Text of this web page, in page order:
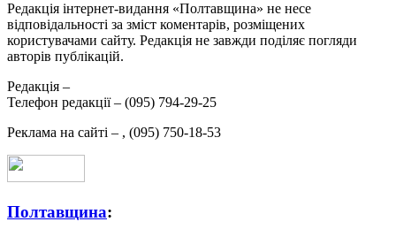
Редакція інтернет-видання «Полтавщина» не несе
відповідальності за зміст коментарів, розміщених
користувачами сайту. Редакція не завжди поділяє погляди
авторів публікацій.
Редакція –
Телефон редакції – (095) 794-29-25
Реклама на сайті – , (095) 750-18-53
Полтавщина: